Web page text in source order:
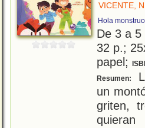
VICENTE,
Hola monstruo
De 3 a
32 p.;
papel;
Resumen:
un
griten,